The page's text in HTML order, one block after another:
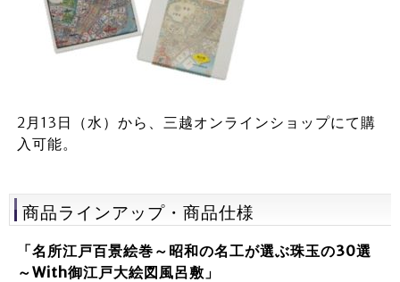
2月13日（水）から、三越オンラインショップにて購
入可能。
商品ラインアップ・商品仕様
「名所江戸百景絵巻～昭和の名工が選ぶ珠玉の30選
～With御江戸大絵図風呂敷」